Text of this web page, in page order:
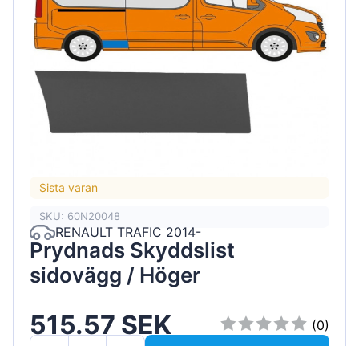
Sista varan
SKU: 60N20048
RENAULT TRAFIC 2014-
Prydnads Skyddslist
sidovägg / Höger
515.57 SEK
(0)